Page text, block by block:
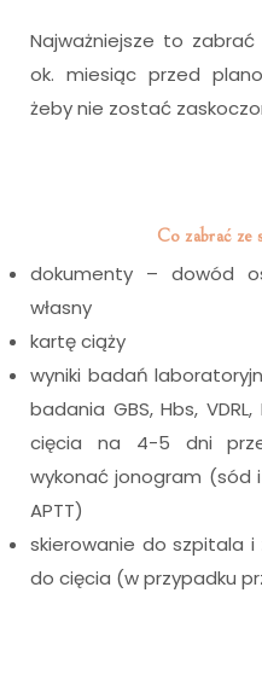
Najważniejsze to
ok. miesiąc przed
żeby nie zostać
Co zabrać ze
dokumenty – dowód
własny
kartę ciąży
wyniki badań
badania GBS, Hbs,
cięcia na 4-5 dni
wykonać jonogram (sód
APTT)
skierowanie do szpitala i
do cięcia (w przypadku